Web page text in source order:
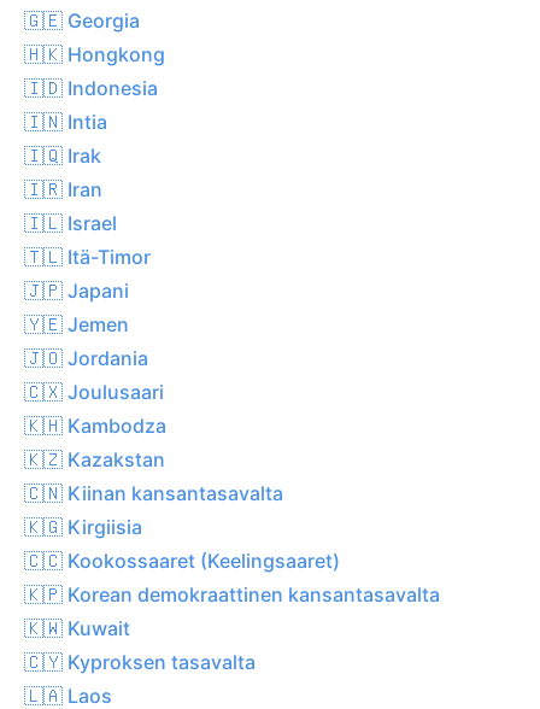
🇬🇪 Georgia
🇭🇰 Hongkong
🇮🇩 Indonesia
🇮🇳 Intia
🇮🇶 Irak
🇮🇷 Iran
🇮🇱 Israel
🇹🇱 Itä-Timor
🇯🇵 Japani
🇾🇪 Jemen
🇯🇴 Jordania
🇨🇽 Joulusaari
🇰🇭 Kambodza
🇰🇿 Kazakstan
🇨🇳 Kiinan kansantasavalta
🇰🇬 Kirgiisia
🇨🇨 Kookossaaret (Keelingsaaret)
🇰🇵 Korean demokraattinen kansantasavalta
🇰🇼 Kuwait
🇨🇾 Kyproksen tasavalta
🇱🇦 Laos